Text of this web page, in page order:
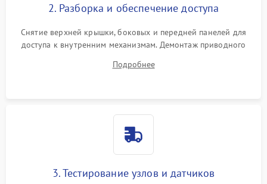
2. Разборка и обеспечение доступа
Снятие верхней крышки, боковых и передней панелей для
доступа к внутренним механизмам. Демонтаж приводного
Обеспечение свободного доступа к ТЭНу, компрессору,
Подробнее
3. Тестирование узлов и датчиков